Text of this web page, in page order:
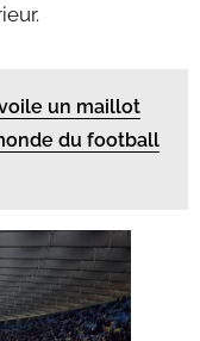
un maillot
du football